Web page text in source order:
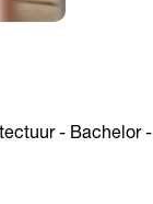
- Bachelor -